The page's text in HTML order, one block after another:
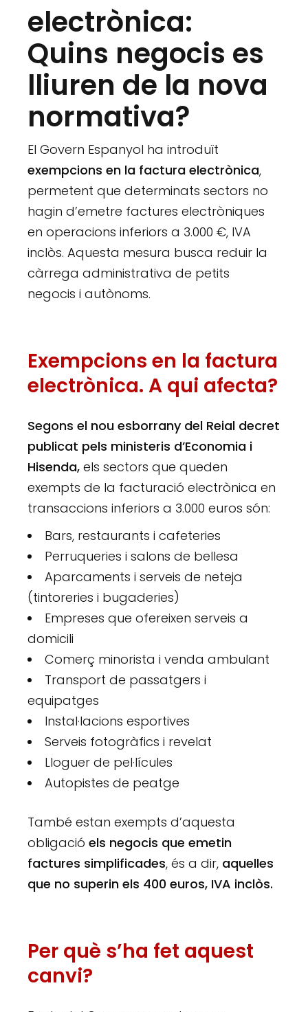
electrònica:
Quins negocis es
lliuren de la nova
normativa?
El Govern Espanyol ha introduït
exempcions en la factura electrònica,
permetent que determinats sectors no
hagin d’emetre factures electròniques
en operacions inferiors a 3.000 €, IVA
inclòs. Aquesta mesura busca reduir la
càrrega administrativa de petits
negocis i autònoms.
Exempcions en la factura
electrònica. A qui afecta?
Segons el nou esborrany del Reial decret
publicat pels ministeris d’Economia i
Hisenda,els sectors que queden
exempts de la facturació electrònica en
transaccions inferiors a 3.000 euros són:
Bars, restaurants i cafeteries
Perruqueries i salons de bellesa
Aparcaments i serveis de neteja
(tintoreries i bugaderies)
Empreses que ofereixen serveis a
domicili
Comerç minorista i venda ambulant
Transport de passatgers i
equipatges
Instal·lacions esportives
Serveis fotogràfics i revelat
Lloguer de pel·lícules
Autopistes de peatge
També estan exempts d’aquesta
obligacióels negocis que emetin
factures simplificades, és a dir, aquelles
que no superin els 400 euros, IVA inclòs.
Per què s’ha fet aquest
canvi?